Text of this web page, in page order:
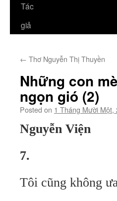
Tác
giả
← Thơ Nguyễn Thị Thuyền
Những con
ngọn gió (2)
Posted on 1 Tháng Mười Một,
Nguyễn Viện
7.
Tôi cũng không